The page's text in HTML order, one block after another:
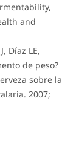
and
Díaz LE,
de peso?
sobre la
2007;